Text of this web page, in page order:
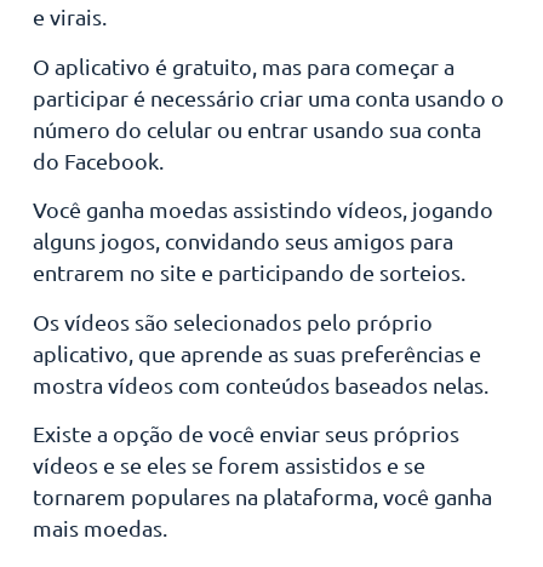
e virais.
O aplicativo é gratuito, mas para começar a
participar é necessário criar uma conta usando o
número do celular ou entrar usando sua conta
do Facebook.
Você ganha moedas assistindo vídeos, jogando
alguns jogos, convidando seus amigos para
entrarem no site e participando de sorteios.
Os vídeos são selecionados pelo próprio
aplicativo, que aprende as suas preferências e
mostra vídeos com conteúdos baseados nelas.
Existe a opção de você enviar seus próprios
vídeos e se eles se forem assistidos e se
tornarem populares na plataforma, você ganha
mais moedas.